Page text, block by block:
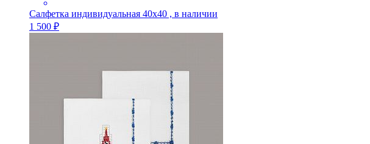
Салфетка индивидуальная 40х40 , в наличии
1 500 ₽